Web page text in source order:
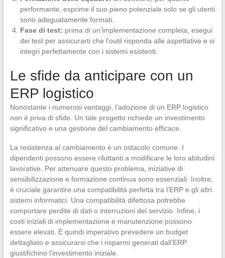
performante, esprime il suo pieno potenziale solo se gli utenti
sono adeguatamente formati.
Fase di test: prima di un’implementazione completa, esegui
dei test per assicurarti che l’outil risponda alle aspettative e si
integri perfettamente con i sistemi esistenti.
Le sfide da anticipare con un
ERP logistico
Nonostante i numerosi vantaggi, l’adozione di un ERP logistico
non è priva di sfide. Un tale progetto richiede un investimento
significativo e una gestione del cambiamento efficace.
La resistenza al cambiamento è un ostacolo comune. I
dipendenti possono essere riluttanti a modificare le loro abitudini
lavorative. Per attenuare questo problema, iniziative di
sensibilizzazione e formazione continua sono essenziali. Inoltre,
è cruciale garantire una compatibilità perfetta tra l’ERP e gli altri
sistemi informatici. Una compatibilità difettosa potrebbe
comportare perdite di dati o interruzioni del servizio. Infine, i
costi iniziali di implementazione e manutenzione possono
essere elevati. È quindi imperativo prevedere un budget
dettagliato e assicurarsi che i risparmi generati dall’ERP
giustifichino l’investimento iniziale.